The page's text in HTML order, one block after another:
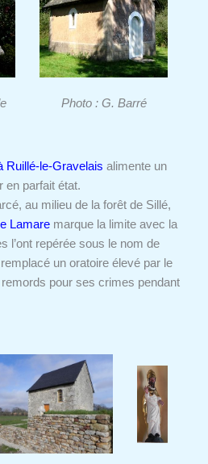
Photo : G. Barré
Ruillé-le-Gravelais alimente un
en parfait état.
au milieu de la forêt de Sillé,
Lamaremarque la limite avec la
l’ont repérée sous le nom de
un oratoire élevé par le
pour ses crimes pendant